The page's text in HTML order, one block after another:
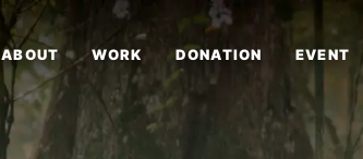
ABOUT WORK DONATION EVENT